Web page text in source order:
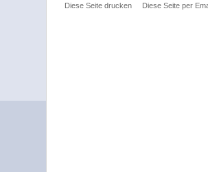
Diese Seite drucken Diese Seite per